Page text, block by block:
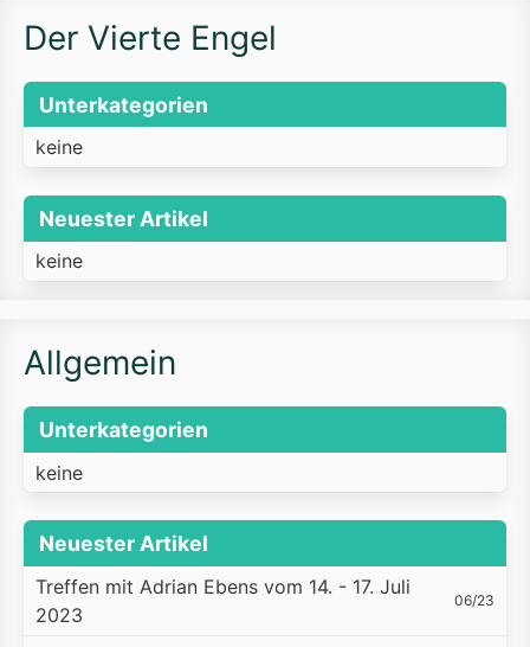
Der Vierte Engel
Unterkategorien
keine
Neuester Artikel
keine
Allgemein
Unterkategorien
keine
Neuester Artikel
Treffen mit Adrian Ebens vom 14. - 17. Juli
2023
06/23